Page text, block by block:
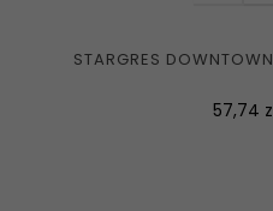
STARGRES
Cena
57,74